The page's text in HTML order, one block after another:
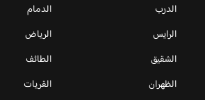
الدرب
الدمام
الرايس
الرياض
الشقيق
الطائف
الظهران
القريات